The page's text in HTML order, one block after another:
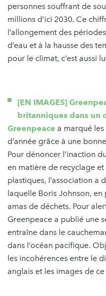
personnes souffrant de
millions d’ici 2030. Ce
l’allongement des
d’eau et à la hausse des
pour le climat, c’est aussi
[EN IMAGES]
britanniques dans un
Greenpeace a marqué
d’année grâce à une
Pour dénoncer l’inaction
en matière de recyclage
plastiques, l’association a
laquelle Boris Johnson,
amas de déchets. Pour
Greenpeace a publié une
entraîne dans le
dans l’océan pacifique.
les incohérences entre le
anglais et les images de